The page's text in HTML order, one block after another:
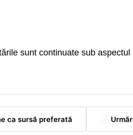
sunt continuate sub
ca sursă preferată